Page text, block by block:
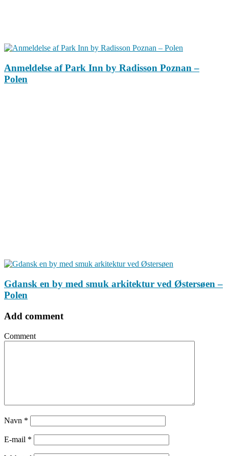
Anmeldelse af Park Inn by Radisson Poznan –
Polen
Gdansk en by med smuk arkitektur ved Østersøen –
Polen
Add comment
Comment
Navn *
E-mail *